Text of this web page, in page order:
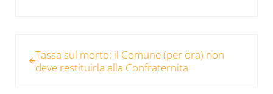
Tassa sul morto: il Comune (per ora) non
deve restituirla alla Confraternita